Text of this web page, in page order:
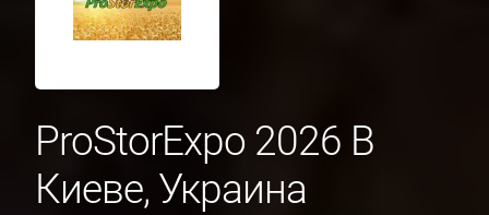
ProStorExpo 2026 В
Киеве, Украина